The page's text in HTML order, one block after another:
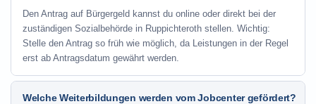
Den Antrag auf Bürgergeld kannst du online oder direkt bei der
zuständigen Sozialbehörde in Ruppichteroth stellen. Wichtig:
Stelle den Antrag so früh wie möglich, da Leistungen in der Regel
erst ab Antragsdatum gewährt werden.
Welche Weiterbildungen werden vom Jobcenter gefördert?